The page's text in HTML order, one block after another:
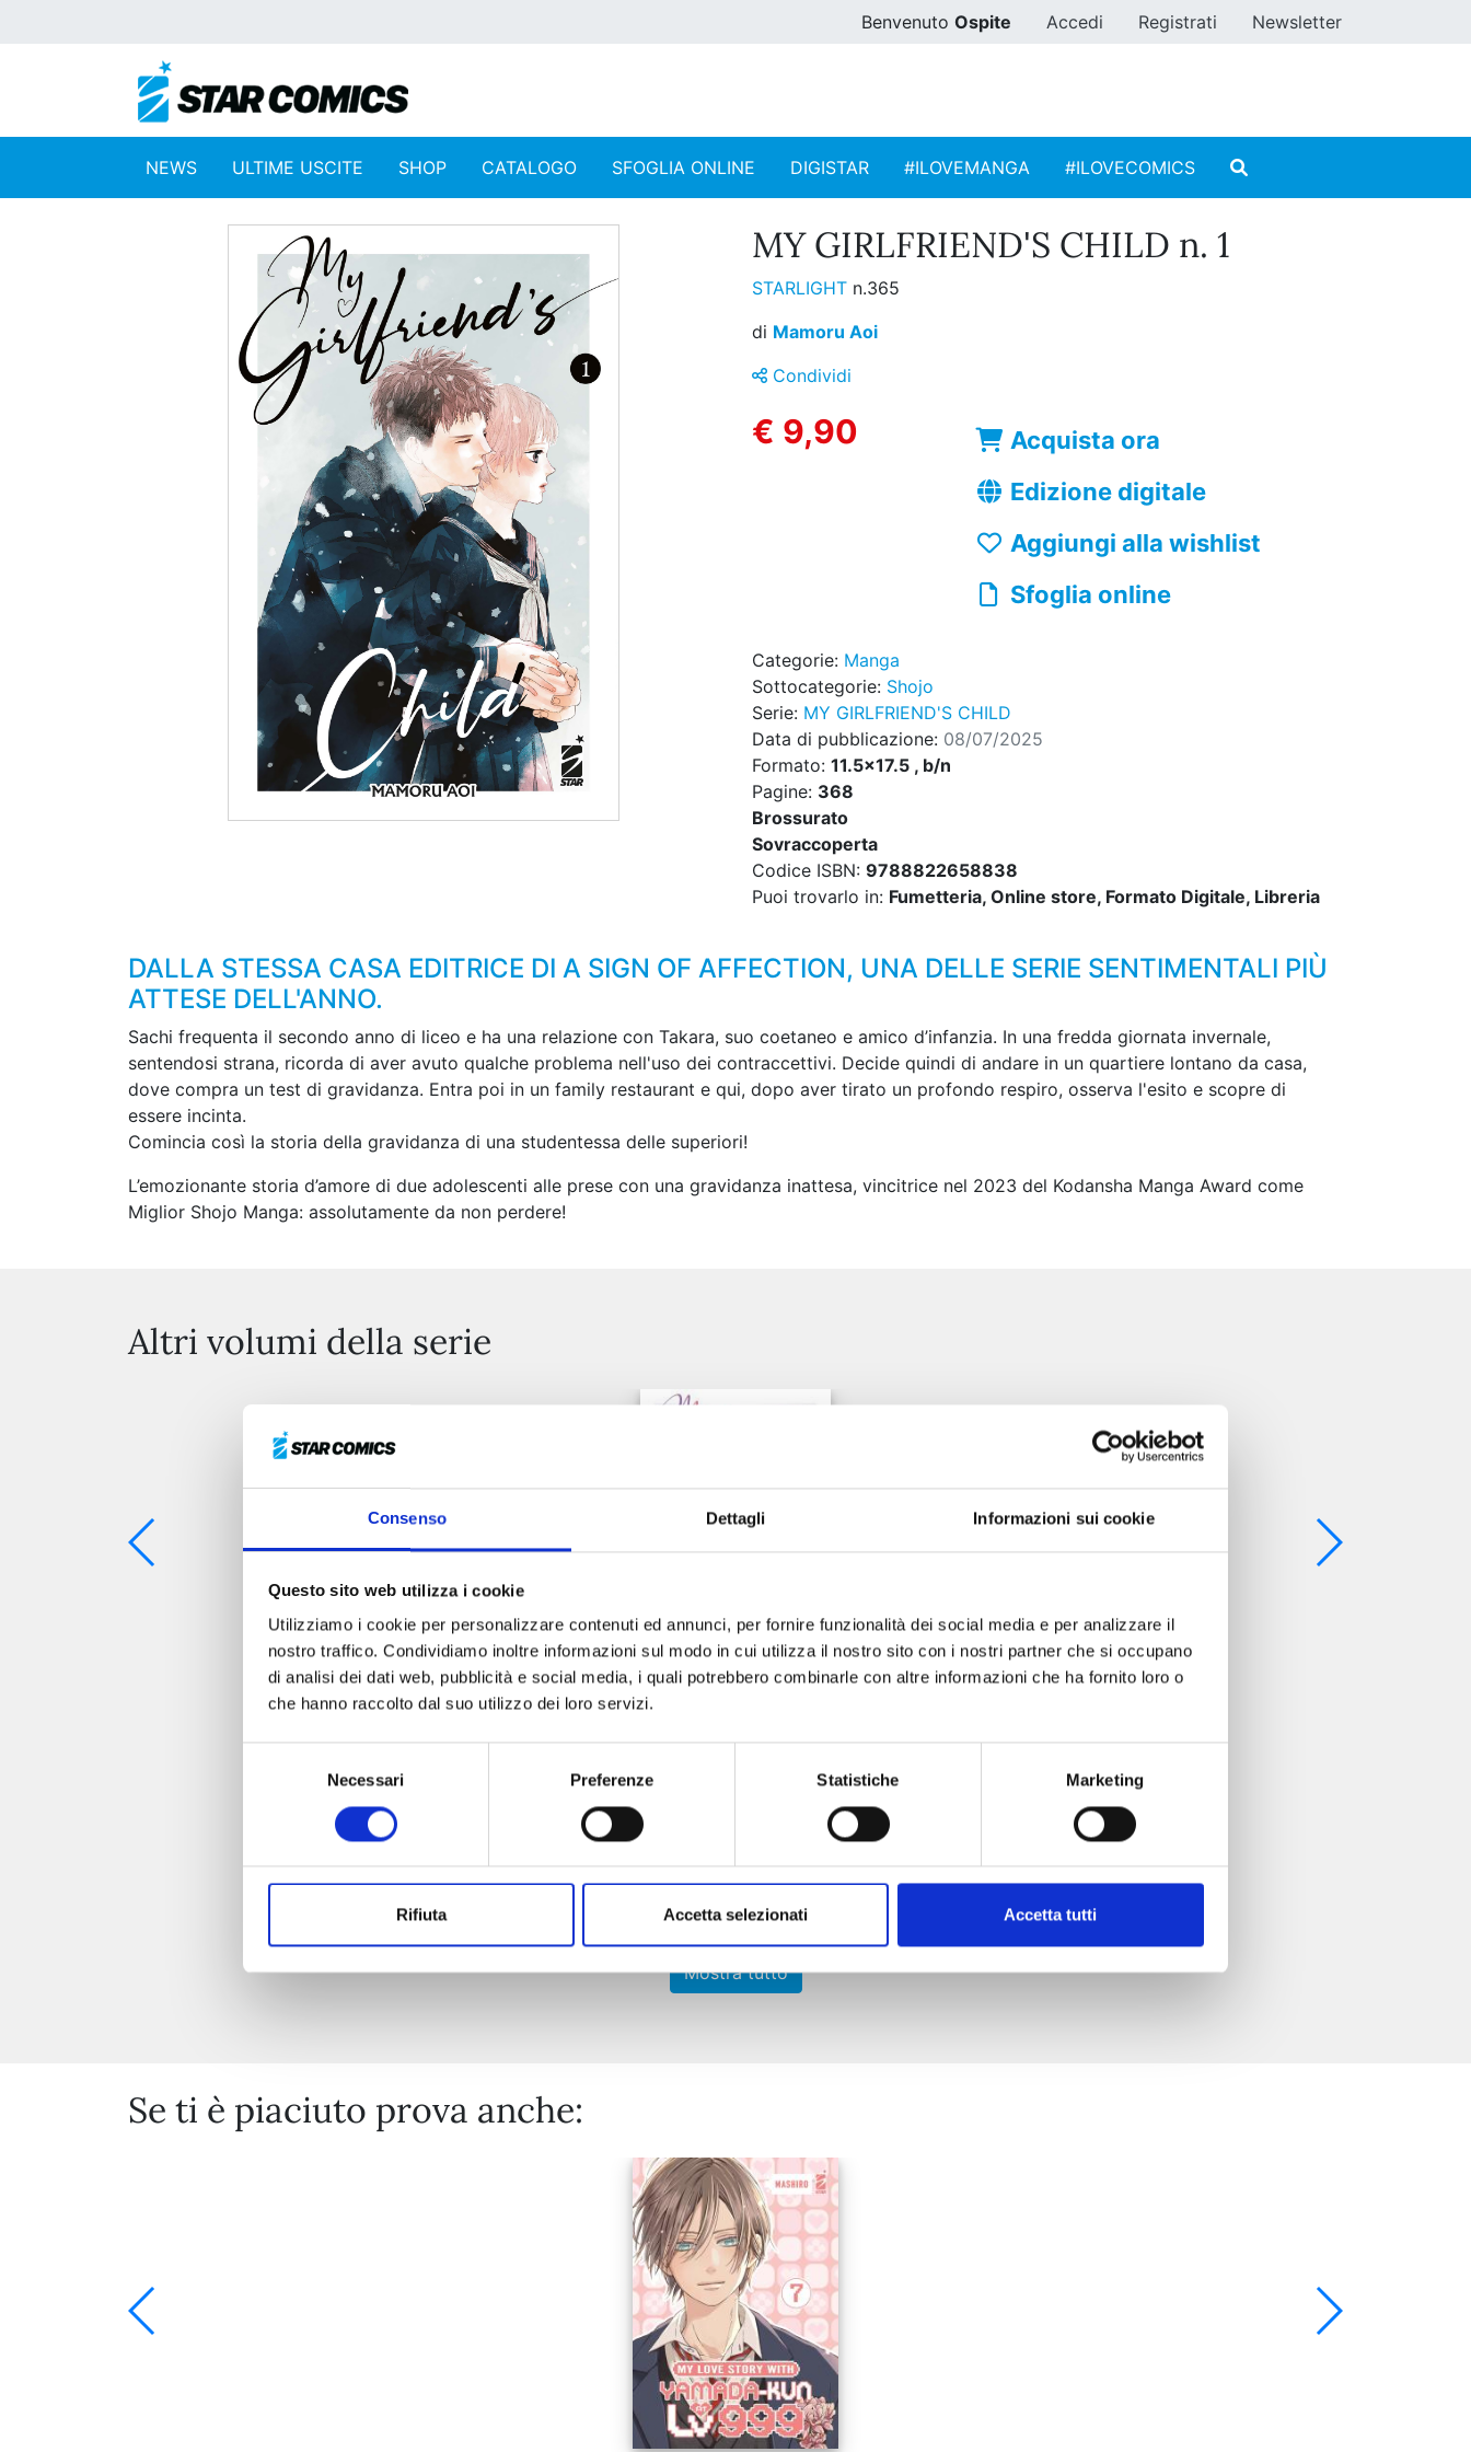
Consenso Dettagli Informazioni sui cookie
Questo sito web utilizza i cookie
Utilizziamo i cookie per personalizzare contenuti ed annunci, per fornire funzionalità dei social media e per analizzare il
nostro traffico. Condividiamo inoltre informazioni sul modo in cui utilizza il nostro sito con i nostri partner che si occupano
di analisi dei dati web, pubblicità e social media, i quali potrebbero combinarle con altre informazioni che ha fornito loro o
che hanno raccolto dal suo utilizzo dei loro servizi.
Necessari Preferenze Statistiche Marketing
Rifiuta Accetta selezionati Accetta tutti
Benvenuto Ospite Accedi Registrati Newsletter
NEWS ULTIME USCITE SHOP CATALOGO SFOGLIA ONLINE DIGISTAR #ILOVEMANGA #ILOVECOMICS
MY GIRLFRIEND'S CHILD n. 1
STARLIGHT n.365
di Mamoru Aoi
Condividi
€ 9,90
Acquista ora
Edizione digitale
Aggiungi alla wishlist
Sfoglia online
Categorie: Manga
Sottocategorie: Shojo
Serie: MY GIRLFRIEND'S CHILD
Data di pubblicazione: 08/07/2025
Formato: 11.5x17.5 , b/n
Pagine: 368
Brossurato
Sovraccoperta
Codice ISBN: 9788822658838
Puoi trovarlo in: Fumetteria, Online store, Formato Digitale, Libreria
DALLA STESSA CASA EDITRICE DI A SIGN OF AFFECTION, UNA DELLE SERIE SENTIMENTALI PIÙ
ATTESE DELL'ANNO.
Sachi frequenta il secondo anno di liceo e ha una relazione con Takara, suo coetaneo e amico d’infanzia. In una fredda giornata invernale,
sentendosi strana, ricorda di aver avuto qualche problema nell'uso dei contraccettivi. Decide quindi di andare in un quartiere lontano da casa,
dove compra un test di gravidanza. Entra poi in un family restaurant e qui, dopo aver tirato un profondo respiro, osserva l'esito e scopre di
essere incinta.
Comincia così la storia della gravidanza di una studentessa delle superiori!
L’emozionante storia d’amore di due adolescenti alle prese con una gravidanza inattesa, vincitrice nel 2023 del Kodansha Manga Award come
Miglior Shojo Manga: assolutamente da non perdere!
Altri volumi della serie
MY GIRLFRIEND'S CHILD n. 5
€ 9,90
Mostra tutto
Se ti è piaciuto prova anche: